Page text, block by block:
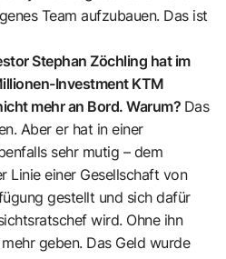
Team aufzubauen. Das ist
Stephan Zöchling hat im
Investment KTM
mehr an Bord. Warum? Das
Aber er hat in einer
sehr mutig – dem
Linie einer Gesellschaft von
gestellt und sich dafür
wird. Ohne ihn
geben. Das Geld wurde